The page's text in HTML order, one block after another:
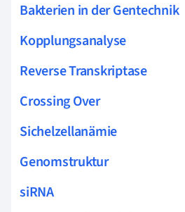
Bakterien in der Gentechnik
Kopplungsanalyse
Reverse Transkriptase
Crossing Over
Sichelzellanämie
Genomstruktur
siRNA